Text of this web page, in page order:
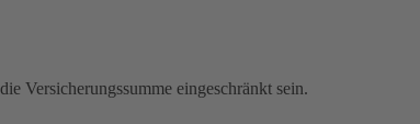
Versicherungssumme eingeschränkt sein.